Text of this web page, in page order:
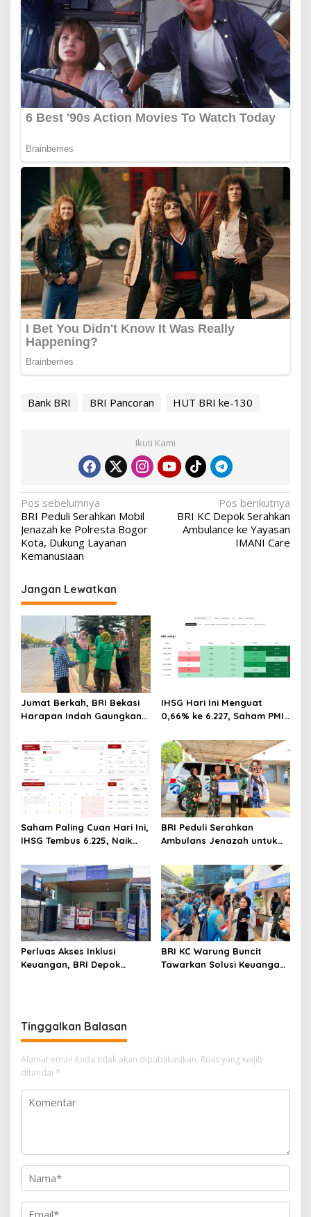
Bank BRI BRI Pancoran HUT BRI ke-130
Ikuti Kami
Navigasi
pos
Pos sebelumnya
BRI Peduli Serahkan Mobil
Jenazah ke Polresta Bogor
Kota, Dukung Layanan
Kemanusiaan
Pos berikutnya
BRI KC Depok Serahkan
Ambulance ke Yayasan
IMANI Care
Jangan Lewatkan
Jumat Berkah, BRI Bekasi
Harapan Indah Gaungkan
IHSG Hari Ini Menguat
0,66% ke 6.227, Saham PMII,
28%! Ini Daftar Saham
Paling Cuan & Volume
Tertinggi 31 Juli 2026
Saham Paling Cuan Hari Ini,
IHSG Tembus 6.225, Naik
Melonjak 3%, Saham DEWA
Pimpin Transaksi Rp300
Miliar
BRI Peduli Serahkan
Ambulans Jenazah untuk
Bogor
Perluas Akses Inklusi
Keuangan, BRI Depok
BRI KC Warung Buncit
Tawarkan Solusi Keuangan
Tinggalkan Balasan
Alamat email Anda tidak akan dipublikasikan. Ruas yang wajib
ditandai *